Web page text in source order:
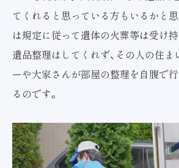
てくれると思っている方もいるかと
は規定に従って遺体の火葬等は受け持
遺品整理はしてくれず、その人の住
ーや大家さんが部屋の整理を自腹で
るのです。